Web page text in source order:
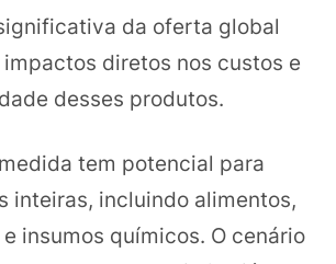
da oferta global
diretos nos custos e
desses produtos.
tem potencial para
inteiras, incluindo alimentos,
insumos químicos. O cenário